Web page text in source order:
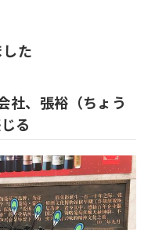
た
社、張裕（ちょう
る